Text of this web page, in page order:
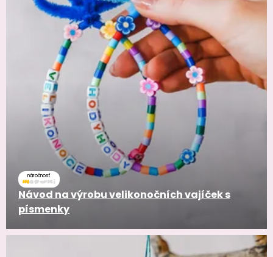
náročnosť
Návod na výrobu velikonočních vajíček s
písmenky